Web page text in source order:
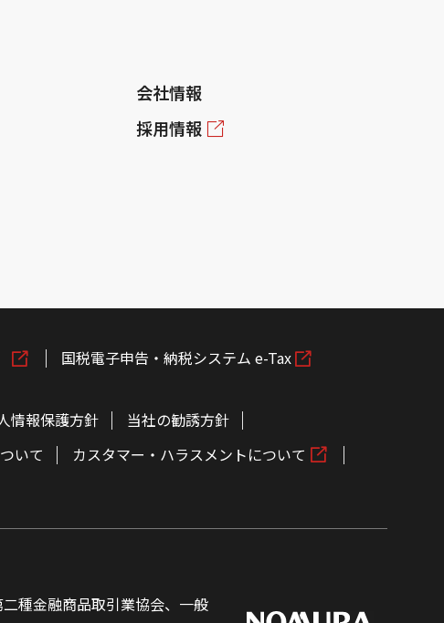
会社情報
採用情報
国税電子申告・納税システム e-Tax
情報保護方針
当社の勧誘方針
いて
カスタマー・ハラスメントについて
種金融商品取引業協会、一般